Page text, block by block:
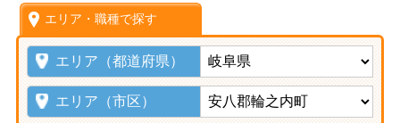
エリア・職種で探す
エリア（都道府県）
エリア（市区）